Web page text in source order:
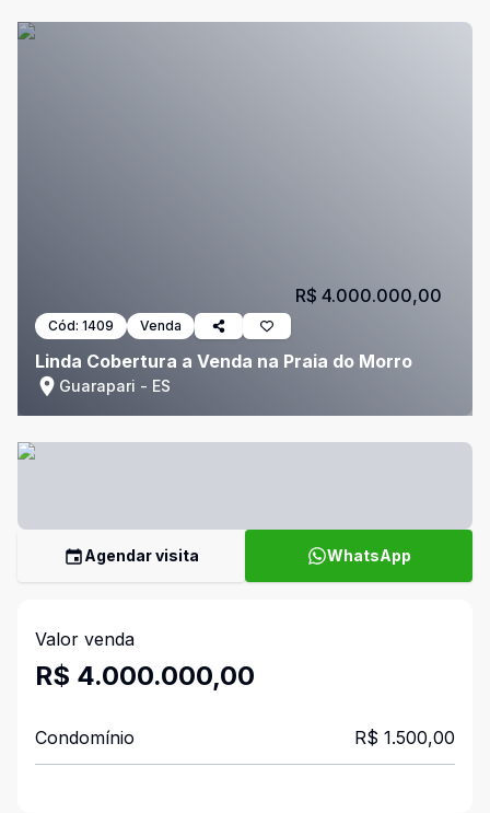
Cód: 1409 Venda
Linda Cobertura a Venda na Praia do Morro
Guarapari - ES
R$ 4.000.000,00
Agendar visita WhatsApp
Valor venda
R$ 4.000.000,00
Condomínio R$ 1.500,00